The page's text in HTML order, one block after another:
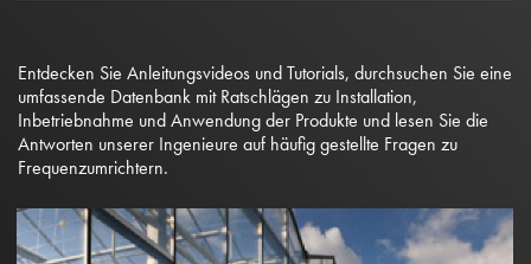
Entdecken Sie Anleitungsvideos und Tutorials, durchsuchen Sie eine
umfassende Datenbank mit Ratschlägen zu Installation,
Inbetriebnahme und Anwendung der Produkte und lesen Sie die
Antworten unserer Ingenieure auf häufig gestellte Fragen zu
Frequenzumrichtern.